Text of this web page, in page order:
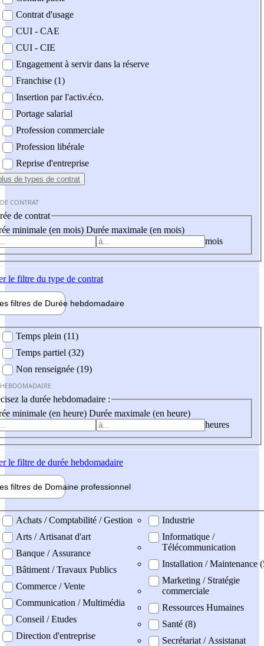
Contrat d'usage
CUI - CAE
CUI - CIE
Engagement à servir dans la réserve
Franchise (1)
Insertion par l'activ.éco.
Portage salarial
Profession commerciale
Profession libérale
Reprise d'entreprise
de types de contrat
CONTRAT
de contrat
minimale (en mois) Durée maximale (en mois)
mois
le filtre du type de contrat
filtres de Durée hebdomadaire
Temps plein (11)
Temps partiel (32)
Non renseignée (19)
la durée hebdomadaire :
minimale (en heure) Durée maximale (en heure)
heures
le filtre de durée hebdomadaire
filtres de Domaine professionnel
professionel
Achats / Comptabilité / Gestion
Arts / Artisanat d'art
Banque / Assurance
Bâtiment / Travaux Publics
Commerce / Vente
Communication / Multimédia
Conseil / Etudes
Direction d'entreprise
Industrie
Informatique /
Télécommunication
Installation / Maintenance
Marketing / Stratégie
commerciale
Ressources Humaines
Santé (8)
Secrétariat / Assistanat